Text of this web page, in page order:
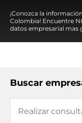
¡Conozca la
Colombia! Encuentre
datos empresarial mas
Buscar